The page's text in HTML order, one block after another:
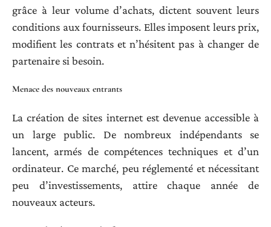
grâce à leur volume d’achats, dictent souvent leurs
conditions aux fournisseurs. Elles imposent leurs prix,
modifient les contrats et n’hésitent pas à changer de
partenaire si besoin.
Menace des nouveaux entrants
La création de sites internet est devenue accessible à
un large public. De nombreux indépendants se
lancent, armés de compétences techniques et d’un
ordinateur. Ce marché, peu réglementé et nécessitant
peu d’investissements, attire chaque année de
nouveaux acteurs.